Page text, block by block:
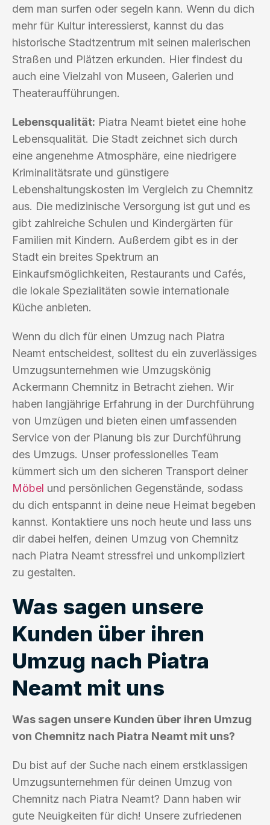
dem man surfen oder segeln kann. Wenn du dich
mehr für Kultur interessierst, kannst du das
historische Stadtzentrum mit seinen malerischen
Straßen und Plätzen erkunden. Hier findest du
auch eine Vielzahl von Museen, Galerien und
Theateraufführungen.
Lebensqualität: Piatra Neamt bietet eine hohe
Lebensqualität. Die Stadt zeichnet sich durch
eine angenehme Atmosphäre, eine niedrigere
Kriminalitätsrate und günstigere
Lebenshaltungskosten im Vergleich zu Chemnitz
aus. Die medizinische Versorgung ist gut und es
gibt zahlreiche Schulen und Kindergärten für
Familien mit Kindern. Außerdem gibt es in der
Stadt ein breites Spektrum an
Einkaufsmöglichkeiten, Restaurants und Cafés,
die lokale Spezialitäten sowie internationale
Küche anbieten.
Wenn du dich für einen Umzug nach Piatra
Neamt entscheidest, solltest du ein zuverlässiges
Umzugsunternehmen wie Umzugskönig
Ackermann Chemnitz in Betracht ziehen. Wir
haben langjährige Erfahrung in der Durchführung
von Umzügen und bieten einen umfassenden
Service von der Planung bis zur Durchführung
des Umzugs. Unser professionelles Team
kümmert sich um den sicheren Transport deiner
Möbel und persönlichen Gegenstände, sodass
du dich entspannt in deine neue Heimat begeben
kannst. Kontaktiere uns noch heute und lass uns
dir dabei helfen, deinen Umzug von Chemnitz
nach Piatra Neamt stressfrei und unkompliziert
zu gestalten.
Was sagen unsere
Kunden über ihren
Umzug nach Piatra
Neamt mit uns
Was sagen unsere Kunden über ihren Umzug
von Chemnitz nach Piatra Neamt mit uns?
Du bist auf der Suche nach einem erstklassigen
Umzugsunternehmen für deinen Umzug von
Chemnitz nach Piatra Neamt? Dann haben wir
gute Neuigkeiten für dich! Unsere zufriedenen